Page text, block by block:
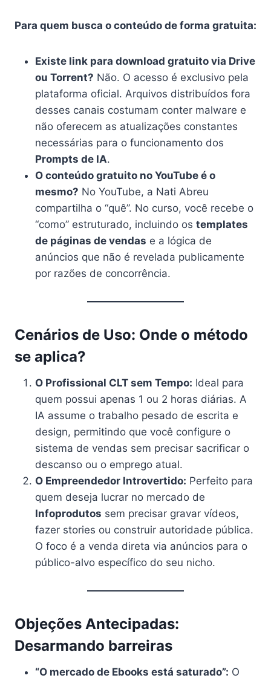
Para quem busca o conteúdo de forma gratuita:
Existe link para download gratuito via Drive
ou Torrent? Não. O acesso é exclusivo pela
plataforma oficial. Arquivos distribuídos fora
desses canais costumam conter malware e
não oferecem as atualizações constantes
necessárias para o funcionamento dos
Prompts de IA.
O conteúdo gratuito no YouTube é o
mesmo? No YouTube, a Nati Abreu
compartilha o “quê”. No curso, você recebe o
“como” estruturado, incluindo os templates
de páginas de vendas e a lógica de
anúncios que não é revelada publicamente
por razões de concorrência.
Cenários de Uso: Onde o método
se aplica?
O Profissional CLT sem Tempo: Ideal para
quem possui apenas 1 ou 2 horas diárias. A
IA assume o trabalho pesado de escrita e
design, permitindo que você configure o
sistema de vendas sem precisar sacrificar o
descanso ou o emprego atual.
O Empreendedor Introvertido: Perfeito para
quem deseja lucrar no mercado de
Infoprodutos sem precisar gravar vídeos,
fazer stories ou construir autoridade pública.
O foco é a venda direta via anúncios para o
público-alvo específico do seu nicho.
Objeções Antecipadas:
Desarmando barreiras
“O mercado de Ebooks está saturado”: O